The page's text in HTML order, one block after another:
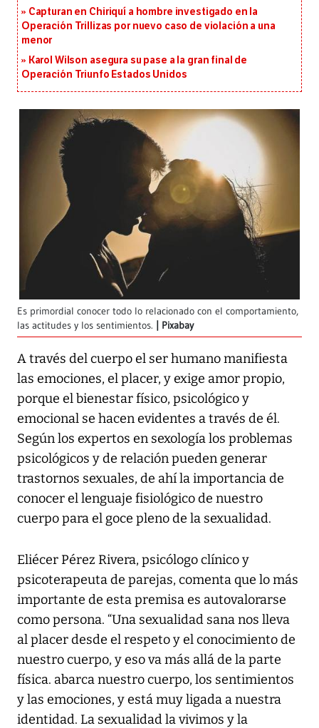
Capturan en Chiriquí a hombre investigado en la
Operación Trillizas por nuevo caso de violación a una
menor
Karol Wilson asegura su pase a la gran final de
Operación Triunfo Estados Unidos
Es primordial conocer todo lo relacionado con el comportamiento,
las actitudes y los sentimientos.
Pixabay
A través del cuerpo el ser humano manifiesta
las emociones, el placer, y exige amor propio,
porque el bienestar físico, psicológico y
emocional se hacen evidentes a través de él.
Según los expertos en sexología los problemas
psicológicos y de relación pueden generar
trastornos sexuales, de ahí la importancia de
conocer el lenguaje fisiológico de nuestro
cuerpo para el goce pleno de la sexualidad.
Eliécer Pérez Rivera, psicólogo clínico y
psicoterapeuta de parejas, comenta que lo más
importante de esta premisa es autovalorarse
como persona. “Una sexualidad sana nos lleva
al placer desde el respeto y el conocimiento de
nuestro cuerpo, y eso va más allá de la parte
física. abarca nuestro cuerpo, los sentimientos
y las emociones, y está muy ligada a nuestra
identidad. La sexualidad la vivimos y la